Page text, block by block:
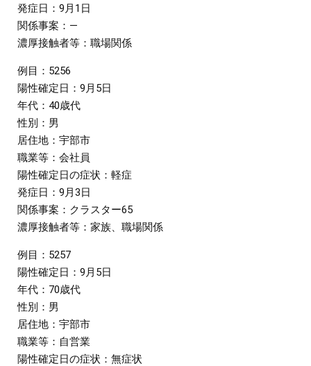
発症日：9月1日
関係事案：―
濃厚接触者等：職場関係
例目：5256
陽性確定日：9月5日
年代：40歳代
性別：男
居住地：宇部市
職業等：会社員
陽性確定日の症状：軽症
発症日：9月3日
関係事案：クラスター65
濃厚接触者等：家族、職場関係
例目：5257
陽性確定日：9月5日
年代：70歳代
性別：男
居住地：宇部市
職業等：自営業
陽性確定日の症状：無症状